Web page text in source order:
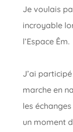
Je voulais
incroyable
l’Espace Êm.
J’ai
marche en
les
un moment